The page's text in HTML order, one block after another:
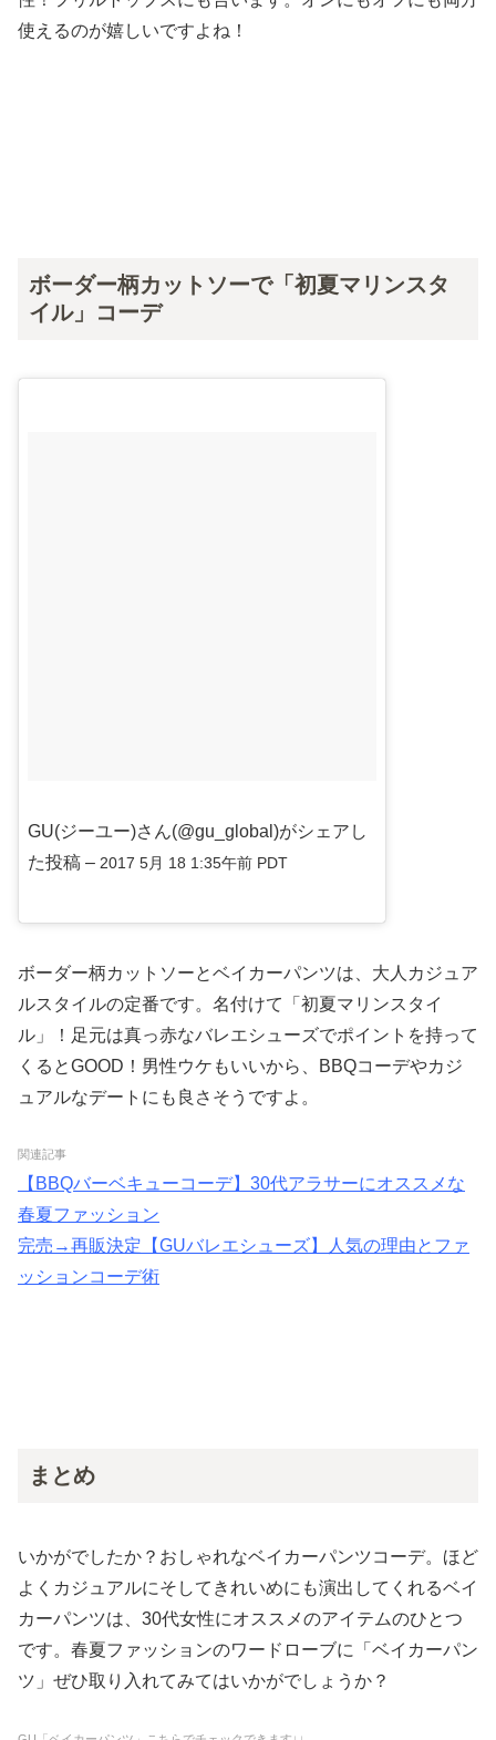
使えるのが嬉しいですよね！
ボーダー柄カットソーで「初夏マリンスタ
イル」コーデ
GU(ジーユー)さん(@gu_global)がシェアし
た投稿 – 2017 5月 18 1:35午前 PDT
ボーダー柄カットソーとベイカーパンツは、大人カジュア
ルスタイルの定番です。名付けて「初夏マリンスタイ
ル」！足元は真っ赤なバレエシューズでポイントを持って
くるとGOOD！男性ウケもいいから、BBQコーデやカジ
ュアルなデートにも良さそうですよ。
関連記事
【BBQバーベキューコーデ】30代アラサーにオススメな
春夏ファッション
完売→再販決定【GUバレエシューズ】人気の理由とファ
ッションコーデ術
まとめ
いかがでしたか？おしゃれなベイカーパンツコーデ。ほど
よくカジュアルにそしてきれいめにも演出してくれるベイ
カーパンツは、30代女性にオススメのアイテムのひとつ
です。春夏ファッションのワードローブに「ベイカーパン
ツ」ぜひ取り入れてみてはいかがでしょうか？